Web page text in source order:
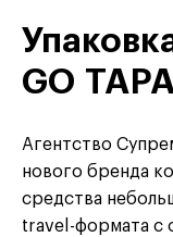
GO
Агентство
нового бренда
средства
travel-формата с